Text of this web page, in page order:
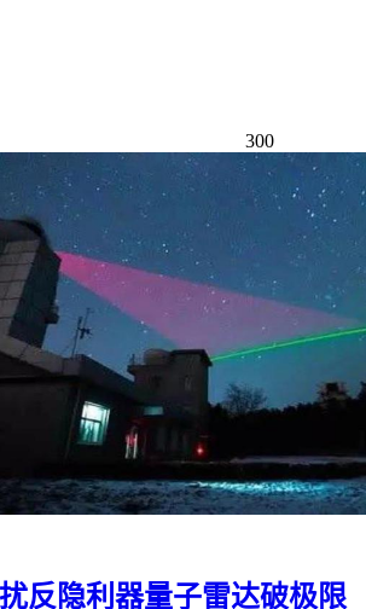
300
反隐利器 量子雷达破极限